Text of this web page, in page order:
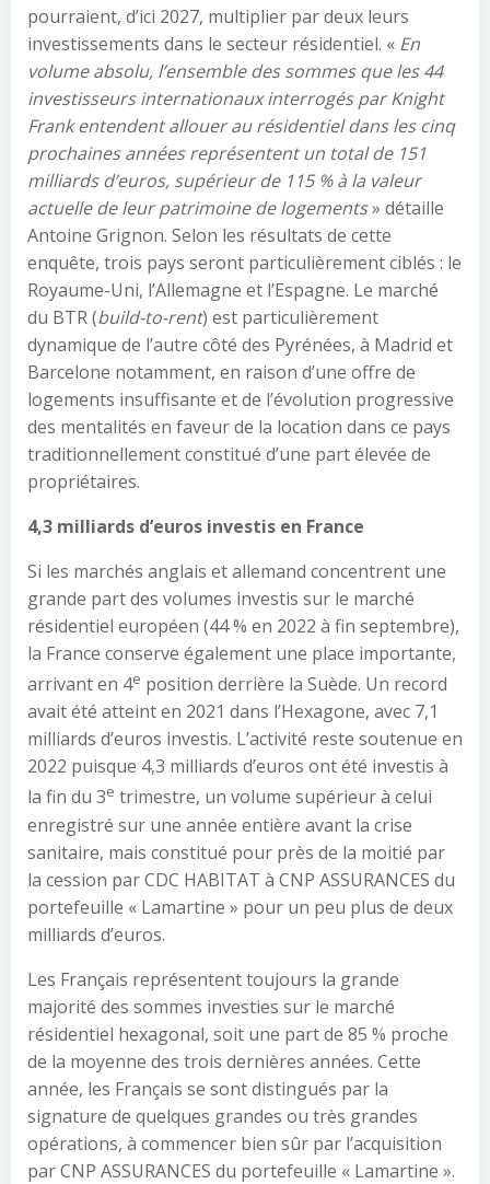
pourraient, d’ici 2027, multiplier par deux leurs
investissements dans le secteur résidentiel. « En
volume absolu, l’ensemble des sommes que les 44
investisseurs internationaux interrogés par Knight
Frank entendent allouer au résidentiel dans les cinq
prochaines années représentent un total de 151
milliards d’euros, supérieur de 115 % à la valeur
actuelle de leur patrimoine de logements» détaille
Antoine Grignon. Selon les résultats de cette
enquête, trois pays seront particulièrement ciblés : le
Royaume-Uni, l’Allemagne et l’Espagne. Le marché
du BTR (build-to-rent) est particulièrement
dynamique de l’autre côté des Pyrénées, à Madrid et
Barcelone notamment, en raison d’une offre de
logements insuffisante et de l’évolution progressive
des mentalités en faveur de la location dans ce pays
traditionnellement constitué d’une part élevée de
propriétaires.
4,3 milliards d’euros investis en France
Si les marchés anglais et allemand concentrent une
grande part des volumes investis sur le marché
résidentiel européen (44 % en 2022 à fin septembre),
la France conserve également une place importante,
arrivant en 4e position derrière la Suède. Un record
avait été atteint en 2021 dans l’Hexagone, avec 7,1
milliards d’euros investis. L’activité reste soutenue en
2022 puisque 4,3 milliards d’euros ont été investis à
la fin du 3e trimestre, un volume supérieur à celui
enregistré sur une année entière avant la crise
sanitaire, mais constitué pour près de la moitié par
la cession par CDC HABITAT à CNP ASSURANCES du
portefeuille « Lamartine » pour un peu plus de deux
milliards d’euros.
Les Français représentent toujours la grande
majorité des sommes investies sur le marché
résidentiel hexagonal, soit une part de 85 % proche
de la moyenne des trois dernières années. Cette
année, les Français se sont distingués par la
signature de quelques grandes ou très grandes
opérations, à commencer bien sûr par l’acquisition
par CNP ASSURANCES du portefeuille « Lamartine ».